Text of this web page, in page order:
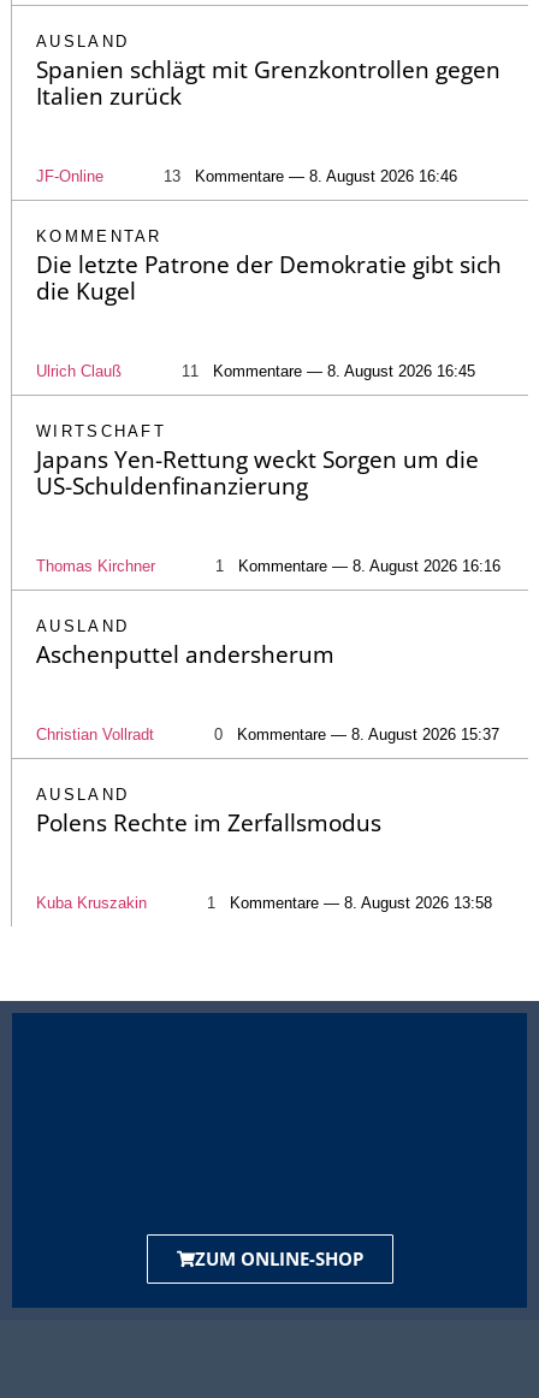
AUSLAND
Spanien schlägt mit Grenzkontrollen gegen
Italien zurück
JF-Online 13 Kommentare — 8. August 2026 16:46
KOMMENTAR
Die letzte Patrone der Demokratie gibt sich
die Kugel
Ulrich Clauß 11 Kommentare — 8. August 2026 16:45
WIRTSCHAFT
Japans Yen-Rettung weckt Sorgen um die
US-Schuldenfinanzierung
Thomas Kirchner 1 Kommentare — 8. August 2026 16:16
AUSLAND
Aschenputtel andersherum
Christian Vollradt 0 Kommentare — 8. August 2026 15:37
AUSLAND
Polens Rechte im Zerfallsmodus
Kuba Kruszakin 1 Kommentare — 8. August 2026 13:58
ZUM ONLINE-SHOP